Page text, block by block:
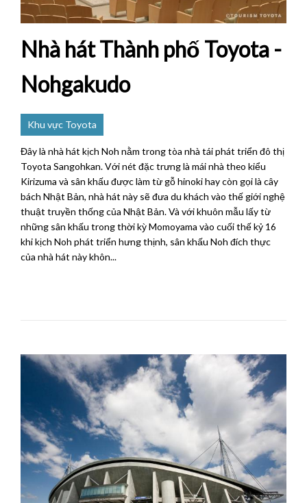
Nhà hát Thành phố Toyota -
Nohgakudo
Khu vực Toyota
Đây là nhà hát kịch Noh nằm trong tòa nhà tái phát triển đô thị
Toyota Sangohkan. Với nét đặc trưng là mái nhà theo kiểu
Kirizuma và sân khấu được làm từ gỗ hinoki hay còn gọi là cây
bách Nhật Bản, nhà hát này sẽ đưa du khách vào thế giới nghệ
thuật truyền thống của Nhật Bản. Và với khuôn mẫu lấy từ
những sân khấu trong thời kỳ Momoyama vào cuối thế kỷ 16
khi kịch Noh phát triển hưng thịnh, sân khấu Noh đích thực
của nhà hát này khôn...